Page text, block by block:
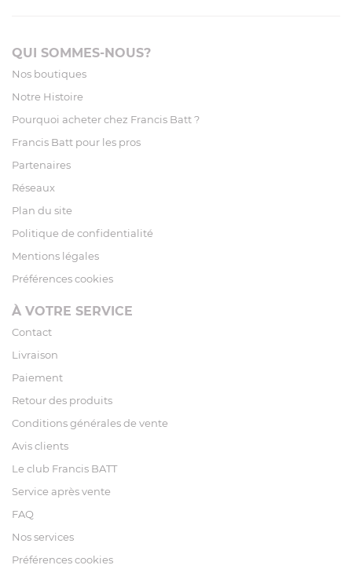
QUI SOMMES-NOUS?
Nos boutiques
Notre Histoire
Pourquoi acheter chez Francis Batt ?
Francis Batt pour les pros
Partenaires
Réseaux
Plan du site
Politique de confidentialité
Mentions légales
Préférences cookies
À VOTRE SERVICE
Contact
Livraison
Paiement
Retour des produits
Conditions générales de vente
Avis clients
Le club Francis BATT
Service après vente
FAQ
Nos services
Préférences cookies